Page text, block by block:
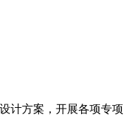
计方案，开展各项专项